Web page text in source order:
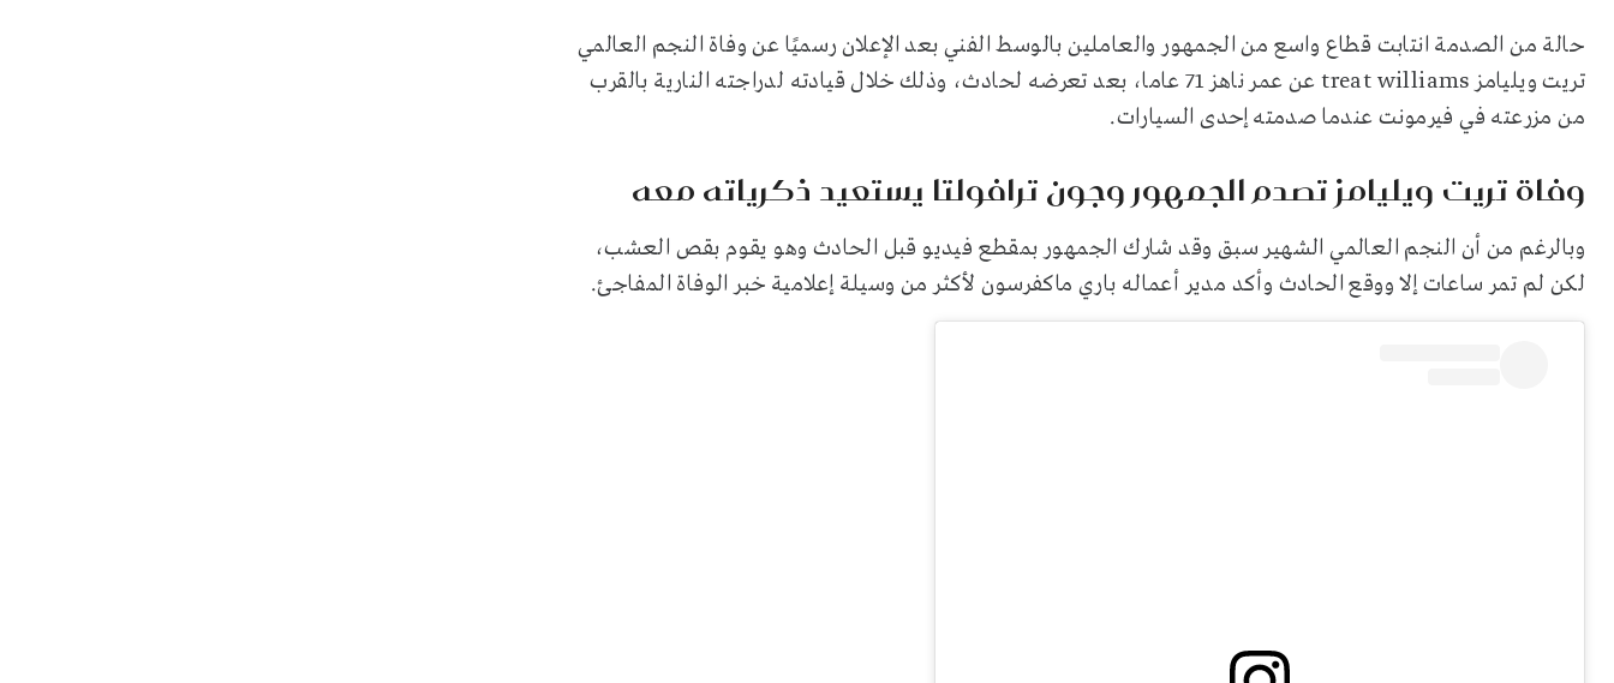
حالة من الصدمة انتابت قطاع واسع من الجمهور والعاملين بالوسط الفني بعد الإعلان رسميًا عن وفاة النجم العالمي
تريت ويليامز treat williams عن عمر ناهز 71 عاما، بعد تعرضه لحادث، وذلك خلال قيادته لدراجته النارية بالقرب
من مزرعته في فيرمونت عندما صدمته إحدى السيارات.
وفاة تريت ويليامز تصدم الجمهور وجون ترافولتا يستعيد ذكرياته معه
وبالرغم من أن النجم العالمي الشهير سبق وقد شارك الجمهور بمقطع فيديو قبل الحادث وهو يقوم بقص العشب،
لكن لم تمر ساعات إلا ووقع الحادث وأكد مدير أعماله باري ماكفرسون لأكثر من وسيلة إعلامية خبر الوفاة المفاجئ.